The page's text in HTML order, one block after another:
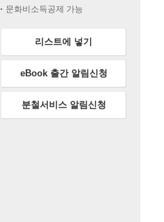
문화비소득공제 가능
리스트에 넣기
eBook 출간 알림신청
분철서비스 알림신청